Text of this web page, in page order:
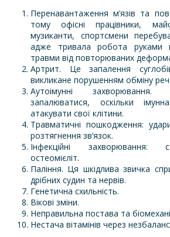
Перенавантаження м’язів та
тому офісні працівники,
музиканти, спортсмени
адже тривала робота руками
травми від повторюваних
Артрит. Це запалення
викликане порушенням обміну
Аутоімунні
запалюватися, оскільки
атакувати свої клітини.
Травматичні пошкодження:
розтягнення зв’язок.
Інфекційні захворювання:
остеомієліт.
Паління. Ця шкідлива звичка
дрібних судин та нервів.
Генетична схильність.
Вікові зміни.
Неправильна постава та
Нестача вітамінів через